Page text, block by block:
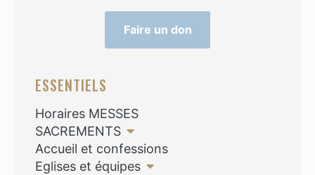
Faire un don
ESSENTIELS
Horaires MESSES
SACREMENTS
Accueil et confessions
Eglises et équipes